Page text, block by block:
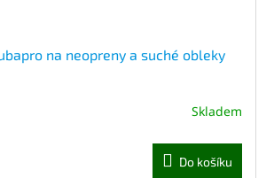
na neopreny a suché obleky
Skladem
Do košíku